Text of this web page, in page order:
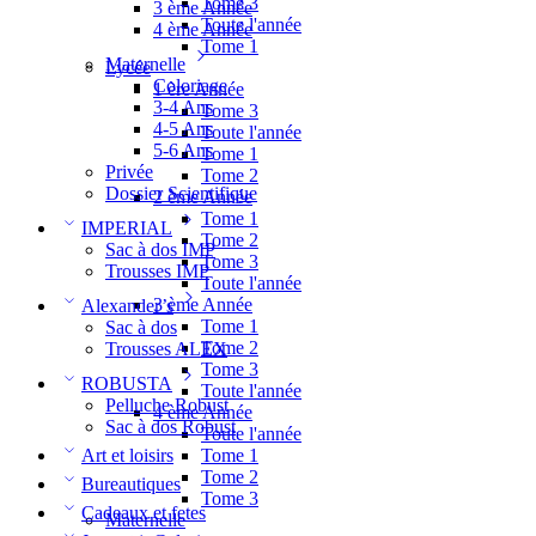
3 ème Année
4 ème Année
Maternelle
Coloriage
3-4 Ans
4-5 Ans
5-6 Ans
Privée
Dossier Scientifique
IMPERIAL
Sac à dos IMP
Trousses IMP
Alexander’s
Sac à dos
Trousses ALEX
ROBUSTA
Pelluche Robust
Sac à dos Robust
Art et loisirs
Bureautiques
Cadeaux et fetes
Toute l'année
Tome 1
Lycée
1 ère Année
Tome 3
Toute l'année
Tome 1
Tome 2
2 ème Année
Tome 1
Tome 2
Tome 3
Toute l'année
3 ème Année
Tome 1
Tome 2
Tome 3
Toute l'année
4 ème Année
Toute l'année
Tome 1
Tome 2
Tome 3
Maternelle